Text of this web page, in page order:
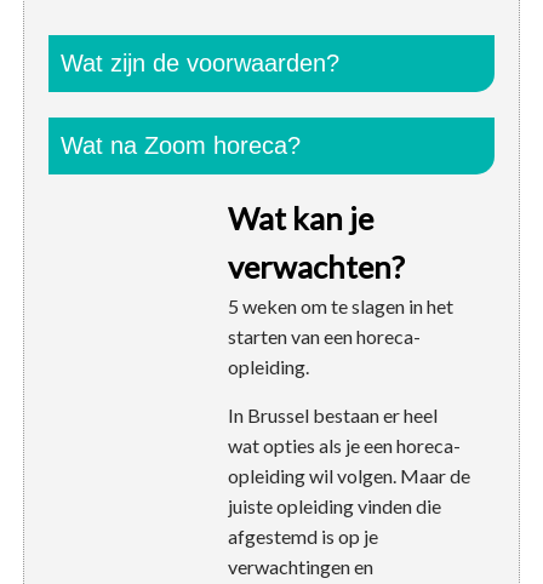
Wat zijn de voorwaarden?
Wat na Zoom horeca?
Wat kan je
verwachten?
5 weken om te slagen in het
starten van een horeca-
opleiding.
In Brussel bestaan er heel
wat opties als je een horeca-
opleiding wil volgen. Maar de
juiste opleiding vinden die
afgestemd is op je
verwachtingen en